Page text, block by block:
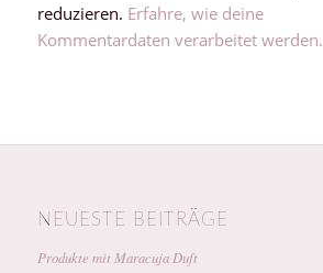
reduzieren. Erfahre, wie deine
Kommentardaten verarbeitet werden.
NEUESTE BEITRÄGE
Produkte mit Maracuja Duft